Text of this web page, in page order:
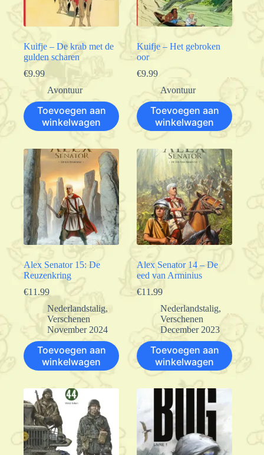
Kuifje – De krab met de
gulden scharen
€9.99
Avontuur
Toevoegen aan
winkelwagen
Kuifje – Het gebroken
oor
€9.99
Avontuur
Toevoegen aan
winkelwagen
Alex Senator 15: De
Reuzenkring
€11.99
Nederlandstalig,
Verschenen
November 2024
Toevoegen aan
winkelwagen
Alex Senator 14 – De
eed van Arminius
€11.99
Nederlandstalig,
Verschenen
December 2023
Toevoegen aan
winkelwagen